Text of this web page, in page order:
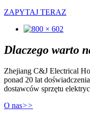
ZAPYTAJ TERAZ
Dlaczego warto
Zhejiang C&J Electrical
ponad 20 lat
dostawców sprzętu
O nas>>